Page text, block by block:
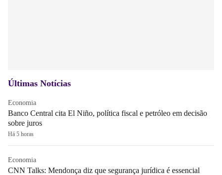
Últimas Notícias
Economia
Banco Central cita El Niño, política fiscal e petróleo em decisão
sobre juros
Há 5 horas
Economia
CNN Talks: Mendonça diz que segurança jurídica é essencial